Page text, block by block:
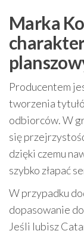
Marka
Producentem
tworzenia
odbiorców. W
się
dzięki czemu
szybko złapać
W przypadku
dopasowanie
Jeśli lubisz